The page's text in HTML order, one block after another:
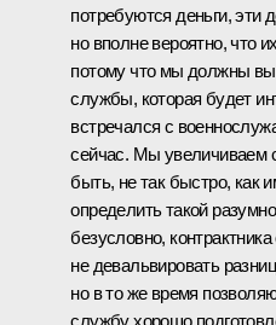
потребуются деньги, эти
но вполне вероятно, что
потому что мы должны
службы, которая будет
встречался с
сейчас. Мы увеличиваем
быть, не так быстро,
определить такой
безусловно,
не девальвировать
но в то же время
службу хорошо